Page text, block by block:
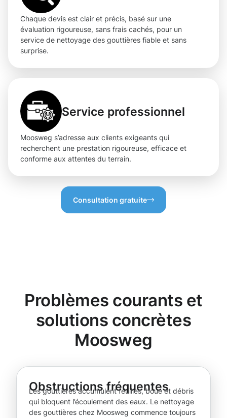
Chaque devis est clair et précis, basé sur une
évaluation rigoureuse, sans frais cachés, pour un
service de nettoyage des gouttières fiable et sans
surprise.
Service professionnel
Moosweg s’adresse aux clients exigeants qui
recherchent une prestation rigoureuse, efficace et
conforme aux attentes du terrain.
Consultation gratuite
Problèmes courants et
solutions concrètes
Moosweg
Obstructions fréquentes
Les gouttières accumulent feuilles, boue et débris
qui bloquent l’écoulement des eaux. Le nettoyage
des gouttières chez Moosweg commence toujours